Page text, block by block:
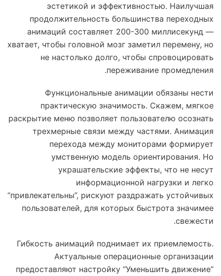
эстетикой и эффективностью. Наилучшая
продолжительность большинства переходных
анимаций составляет 200-300 миллисекунд —
хватает, чтобы головной мозг заметил перемену, но
не настолько долго, чтобы спровоцировать
переживание промедления.
Функциональные анимации обязаны нести
практическую значимость. Скажем, мягкое
раскрытие меню позволяет пользователю осознать
трехмерные связи между частями. Анимация
перехода между мониторами формирует
умственную модель ориентирования. Но
украшательские эффекты, что не несут
информационной нагрузки и легко
“привлекательны”, рискуют раздражать устойчивых
пользователей, для которых быстрота значимее
свежести.
Гибкость анимаций поднимает их приемлемость.
Актуальные операционные организации
предоставляют настройку “Уменьшить движение”